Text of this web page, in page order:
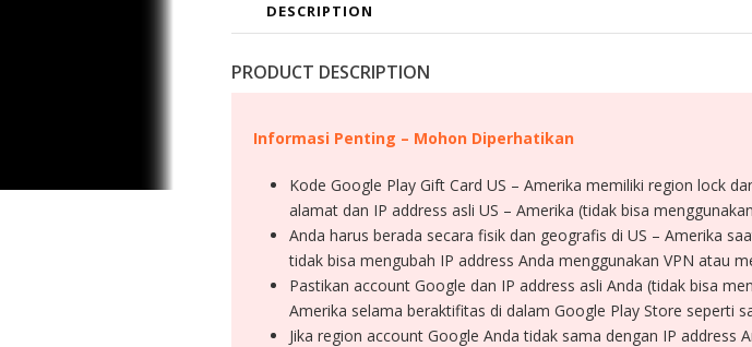
DESCRIPTION
PRODUCT DESCRIPTION
Informasi Penting – Mohon Diperhatikan
Kode Google Play Gift Card US – Amerika memiliki region lock
alamat dan IP address asli US – Amerika (tidak bisa
Anda harus berada secara fisik dan geografis di US – Amerika
tidak bisa mengubah IP address Anda menggunakan VPN atau
Pastikan account Google dan IP address asli Anda (tidak bisa
Amerika selama beraktifitas di dalam Google Play Store seperti
Jika region account Google Anda tidak sama dengan IP address